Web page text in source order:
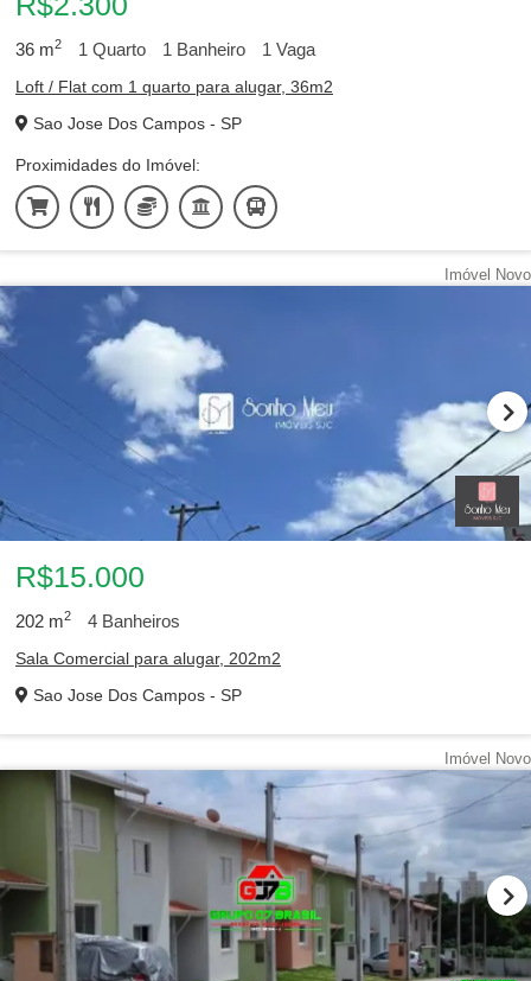
36 m2 1 Quarto 1 Banheiro 1 Vaga
Loft / Flat com 1 quarto para alugar, 36m2
Sao Jose Dos Campos - SP
Proximidades do Imóvel:
Imóvel Novo
R$15.000
202 m2 4 Banheiros
Sala Comercial para alugar, 202m2
Sao Jose Dos Campos - SP
Imóvel Novo